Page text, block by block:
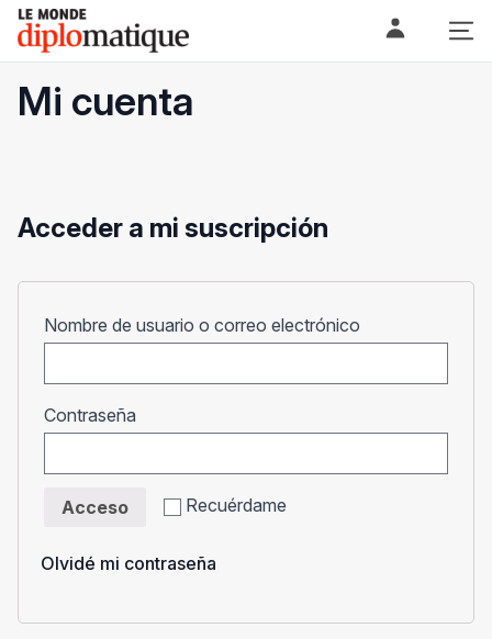
Skip
content
Le monde diplomatique
Mi cuenta
Acceder a mi suscripción
Nombre de usuario o correo electrónico
Contraseña
Recuérdame
Acceso
Olvidé mi contraseña